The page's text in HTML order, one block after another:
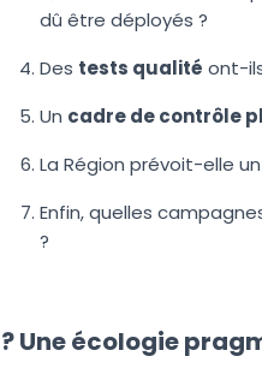
dû être déployés ?
Des tests qualité ont-
Un cadre de contrôle
La Région prévoit-elle
Enfin, quelles
?
? Une écologie